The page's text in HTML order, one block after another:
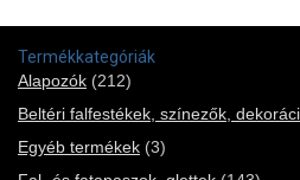
Termékkategóriák
Alapozók (212)
Beltéri falfestékek, színezők,
Egyéb termékek (3)